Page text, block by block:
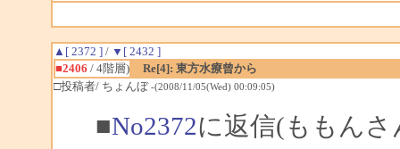
▲[ 2372 ]/ ▼[ 2432 ]
■2406 / 4階層)
Re[4]: 東方水療曾から
□投稿者/ ちょんぼ-(2008/11/05(Wed) 00:09:05)
■No2372に返信(ももんさ